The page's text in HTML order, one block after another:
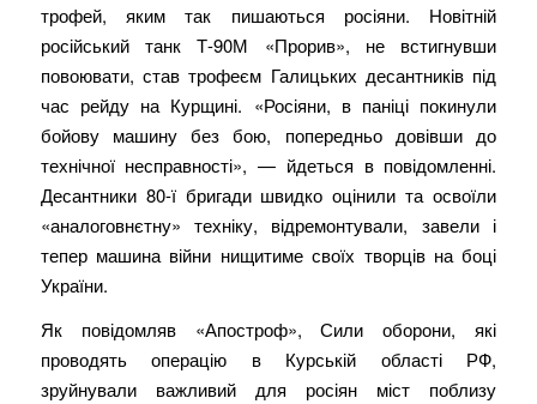
трофей, яким так пишаються росіяни. Новітній
російський танк Т-90М «Прорив», не встигнувши
повоювати, став трофеєм Галицьких десантників під
час рейду на Курщині. «Росіяни, в паніці покинули
бойову машину без бою, попередньо довівши до
технічної несправності», — йдеться в повідомленні.
Десантники 80-ї бригади швидко оцінили та освоїли
«аналоговнєтну» техніку, відремонтували, завели і
тепер машина війни нищитиме своїх творців на боці
України.
Як повідомляв «Апостроф», Сили оборони, які
проводять операцію в Курській області РФ,
зруйнували важливий для росіян міст поблизу